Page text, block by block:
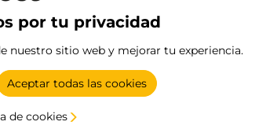
por tu privacidad
nuestro sitio web y mejorar tu experiencia.
Aceptar todas las cookies
de cookies
de Emuca,
y oficina